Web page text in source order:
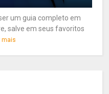
um guia completo em
salve em seus favoritos
mais